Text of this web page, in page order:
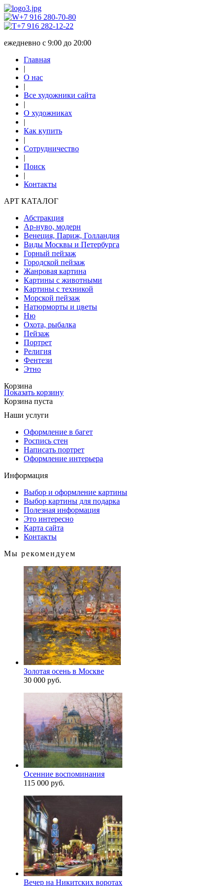
+7 916 280-70-80
+7 916 282-12-22
ежедневно с 9:00 до 20:00
Главная
|
О нас
|
Все художники сайта
|
О художниках
|
Как купить
|
Сотрудничество
|
Поиск
|
Контакты
АРТ КАТАЛОГ
Абстракция
Ар-нуво, модерн
Венеция, Париж, Голландия
Виды Москвы и Петербурга
Горный пейзаж
Городской пейзаж
Жанровая картина
Картины с животными
Картины с техникой
Морской пейзаж
Натюрморты и цветы
Ню
Охота, рыбалка
Пейзаж
Портрет
Религия
Фентези
Этно
Корзина
Показать корзину
Корзина пуста
Наши услуги
Оформление в багет
Роспись стен
Написать портрет
Оформление интерьера
Информация
Выбор и оформление картины
Выбор картины для подарка
Полезная информация
Это интересно
Карта сайта
Контакты
Мы рекомендуем
Золотая осень в Москве
30 000 руб.
Осенние воспоминания
115 000 руб.
Вечер на Никитских воротах